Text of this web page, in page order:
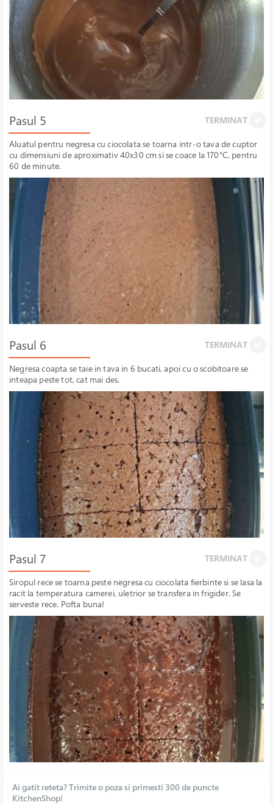
Pasul 5 TERMINAT
Aluatul pentru negresa cu ciocolata se toarna intr-o tava de cuptor
cu dimensiuni de aproximativ 40x30 cm si se coace la 170°C, pentru
60 de minute.
Pasul 6 TERMINAT
Negresa coapta se taie in tava in 6 bucati, apoi cu o scobitoare se
inteapa peste tot, cat mai des.
Pasul 7 TERMINAT
Siropul rece se toarna peste negresa cu ciocolata fierbinte si se lasa la
racit la temperatura camerei, uletrior se transfera in frigider. Se
serveste rece. Pofta buna!
Ai gatit reteta? Trimite o poza si primesti 300 de puncte
KitchenShop!